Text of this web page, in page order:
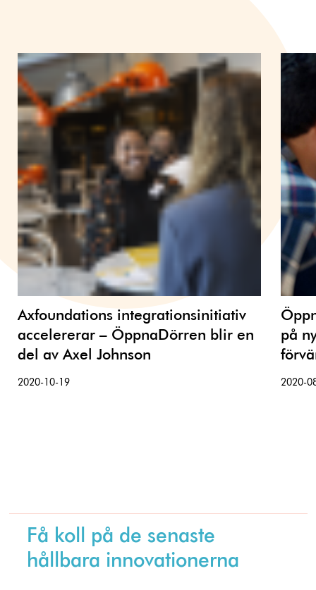
Axfoundations integrationsinitiativ
accelererar – ÖppnaDörren blir en
del av Axel Johnson
2020-10-19
på
2020-
Få koll på de senaste
hållbara innovationerna